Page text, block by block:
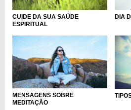
CUIDE DA SUA SAÚDE
ESPIRITUAL
DIA
MENSAGENS SOBRE
MEDITAÇÃO